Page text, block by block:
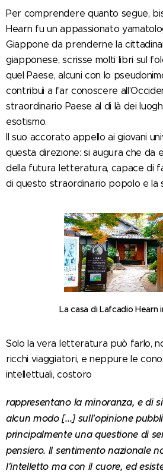
Per comprendere quanto segue,
Hearn fu un appassionato
Giappone da prenderne la
giapponese, scrisse molti libri sul
quel Paese, alcuni con lo
contribuì a far conoscere
straordinario Paese al di là dei
esotismo.
Il suo accorato appello ai giovani
questa direzione: si augura che da
della futura letteratura, capace di
di questo straordinario popolo e la
La casa di Lafcadio Hearn
Solo la vera letteratura può farlo,
ricchi viaggiatori, e neppure le
intellettuali, costoro
rappresentano la minoranza, e di
alcun modo [...] sull'opinione
principalmente una questione di
pensiero. Il sentimento nazionale
l'intelletto ma con il cuore, ed